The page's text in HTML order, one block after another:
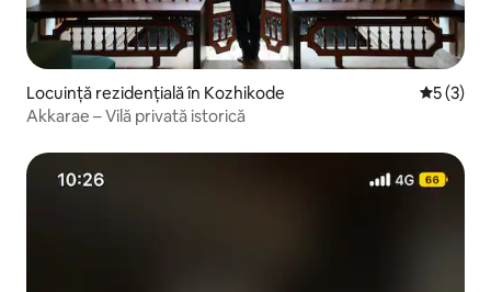
Locuință rezidențială în Kozhikode Scor
5 (3)
Akkarae – Vilă privată istorică